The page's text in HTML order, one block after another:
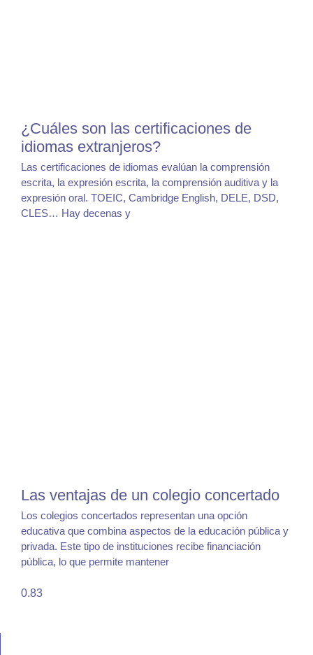
¿Cuáles son las certificaciones de
idiomas extranjeros?
Las certificaciones de idiomas evalúan la comprensión
escrita, la expresión escrita, la comprensión auditiva y la
expresión oral. TOEIC, Cambridge English, DELE, DSD,
CLES… Hay decenas y
Las ventajas de un colegio concertado
Los colegios concertados representan una opción
educativa que combina aspectos de la educación pública y
privada. Este tipo de instituciones recibe financiación
pública, lo que permite mantener